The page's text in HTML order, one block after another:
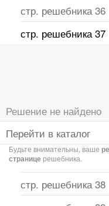
стр. решебника 36
стр. решебника 37
Решение не найдено
Перейти в каталог
Будьте внимательны, ваше
странице решебника.
стр. решебника 38